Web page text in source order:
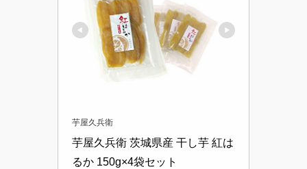
芋屋久兵衛
芋屋久兵衛 茨城県産 干し芋 紅は
るか 150g×4袋セット